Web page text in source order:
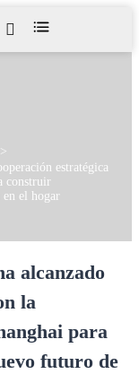
>
estratégica
construir
el hogar
alcanzado
la
para
futuro de